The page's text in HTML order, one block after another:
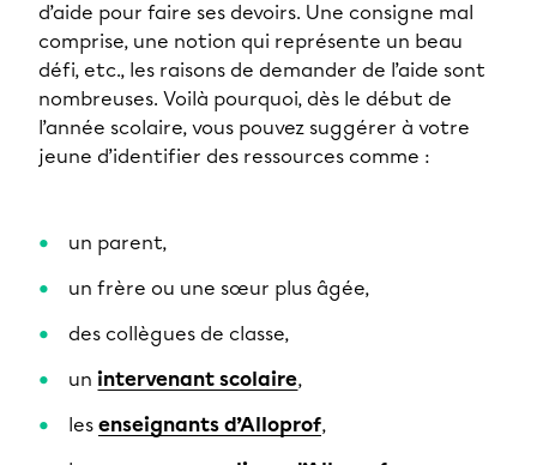
d’aide pour faire ses devoirs. Une consigne mal
comprise, une notion qui représente un beau
défi, etc., les raisons de demander de l’aide sont
nombreuses. Voilà pourquoi, dès le début de
l’année scolaire, vous pouvez suggérer à votre
jeune d’identifier des ressources comme :
un parent,
un frère ou une sœur plus âgée,
des collègues de classe,
un intervenant scolaire,
les enseignants d’Alloprof,